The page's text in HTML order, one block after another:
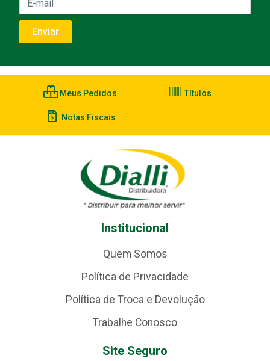
Meus Pedidos Títulos
Notas Fiscais
Institucional
Quem Somos
Política de Privacidade
Política de Troca e Devolução
Trabalhe Conosco
Site Seguro